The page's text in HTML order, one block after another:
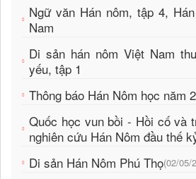
Ngữ văn Hán nôm, tập 4,
Nam
Di sản hán nôm Việt Nam
yếu, tập 1
Thông báo Hán Nôm học năm
Quốc học vun bồi - Hồi cố và
nghiên cứu Hán Nôm đầu thế
Di sản Hán Nôm Phú Thọ(02/05/